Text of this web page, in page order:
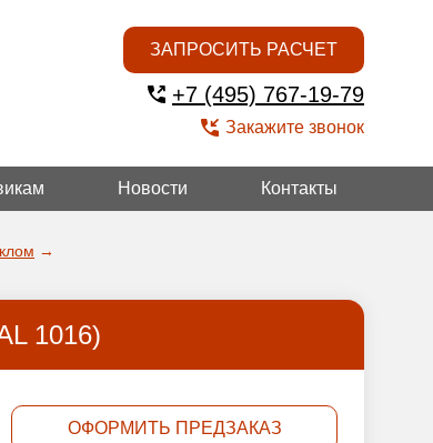
ЗАПРОСИТЬ РАСЧЕТ
+7 (495) 767-19-79
Закажите звонок
Новости Контакты
→
1016)
ОФОРМИТЬ ПРЕДЗАКАЗ